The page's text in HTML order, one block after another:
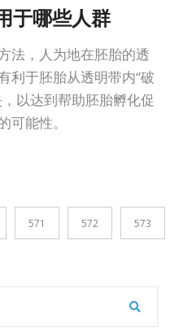
于哪些人群
法，人为地在胚胎的透
利于胚胎从透明带内“破
以达到帮助胚胎孵化促
可能性。
571 572 573